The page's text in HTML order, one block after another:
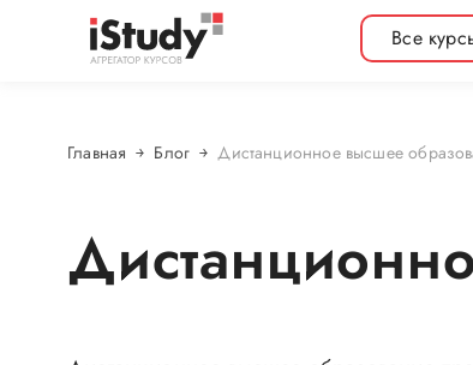
Все
Главная Блог Дистанционное высшее